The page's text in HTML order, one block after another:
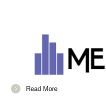
Read More